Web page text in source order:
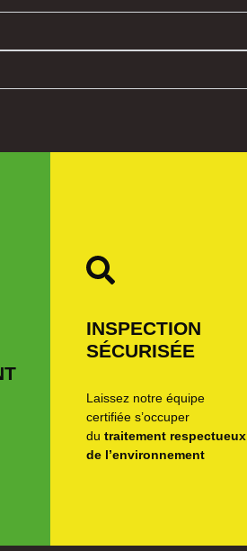
INSPECTION
SÉCURISÉE
Laissez notre équipe
certifiée s’occuper
du traitement respectueux
de l’environnement